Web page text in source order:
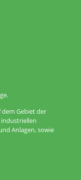
dem Gebiet der
Anlagen, sowie